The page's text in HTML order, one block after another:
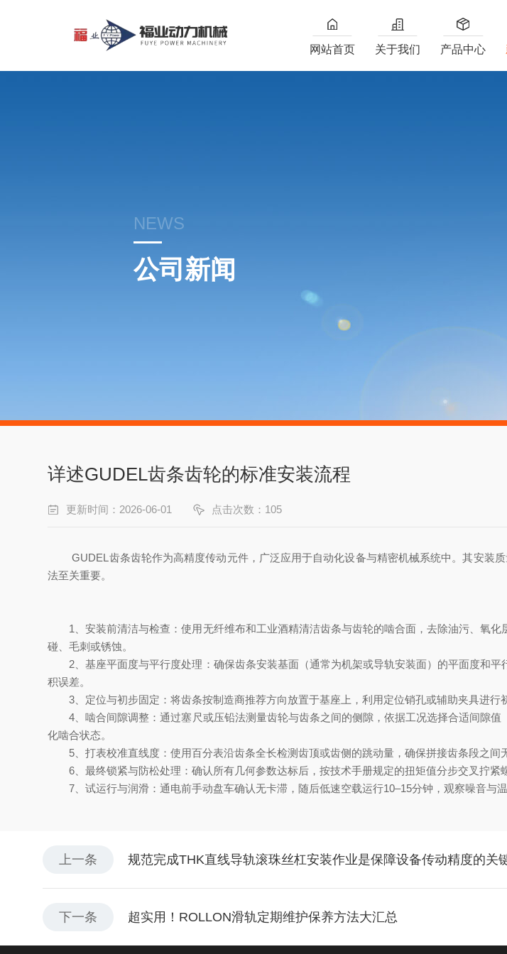
网站首页 关于我们 产品中心
NEWS
公司新闻
详述GUDEL齿条齿轮的标准安装流程
更新时间：2026-06-01 点击次数：105
GUDEL齿条齿轮作为高精度传动元件，广泛应用于自动化设备与精密机械系统中。其安装
法至关重要。
1、安装前清洁与检查：使用无纤维布和工业酒精清洁齿条与齿轮的啮合面，去除油污、氧化
碰、毛刺或锈蚀。
2、基座平面度与平行度处理：确保齿条安装基面（通常为机架或导轨安装面）的平面度和平
积误差。
3、定位与初步固定：将齿条按制造商推荐方向放置于基座上，利用定位销孔或辅助夹具进行
4、啮合间隙调整：通过塞尺或压铅法测量齿轮与齿条之间的侧隙，依据工况选择合适间隙值
化啮合状态。
5、打表校准直线度：使用百分表沿齿条全长检测齿顶或齿侧的跳动量，确保拼接齿条段之间
6、最终锁紧与防松处理：确认所有几何参数达标后，按技术手册规定的扭矩值分步交叉拧紧
7、试运行与润滑：通电前手动盘车确认无卡滞，随后低速空载运行10–15分钟，观察噪音与
上一条 规范完成THK直线导轨滚珠丝杠安装作业是保障设备传动精度的关
下一条 超实用！ROLLON滑轨定期维护保养方法大汇总